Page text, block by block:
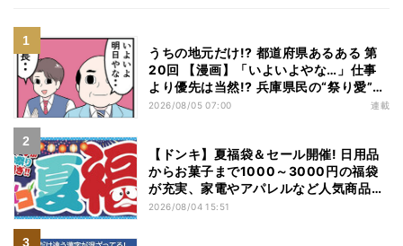
うちの地元だけ!? 都道府県あるある 第
20回 【漫画】「いよいよやな…」仕事
より優先は当然!? 兵庫県民の“祭り愛”が
熱すぎた
2026/08/05 07:00 連載
【ドンキ】夏福袋＆セール開催! 日用品
からお菓子まで1000～3000円の福袋
が充実、家電やアパレルなど人気商品も
特価
2026/08/04 15:51